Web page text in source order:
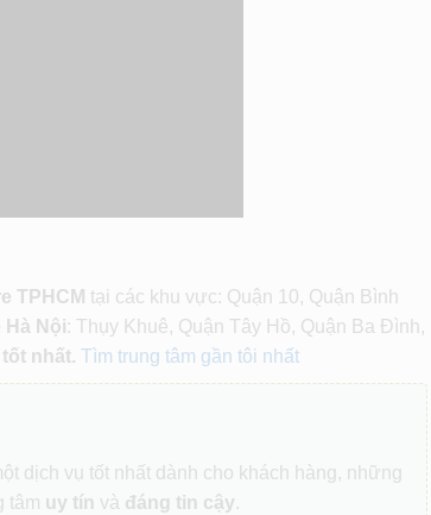
TPHCM tại các khu vực: Quận 10, Quận Bình
Hà Nội: Thụy Khuê, Quận Tây Hồ, Quận Ba Đình,
nhất. Tìm trung tâm gần tôi nhất
dịch vụ tốt nhất dành cho khách hàng, những
tâm uy tín và đáng tin cậy.